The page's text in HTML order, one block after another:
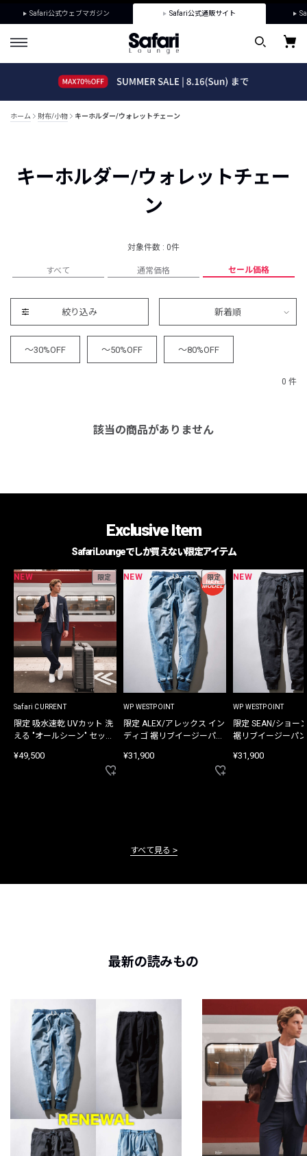
Safari公式ウェブマガジン Safari公式通販サイト
ホーム 財布/小物 キーホルダー/ウォレットチェーン
キーホルダー/ウォレットチェー
ン
対象件数 : 0件
すべて 通常価格 セール価格
絞り込み 新着順
～30%OFF ～50%OFF ～80%OFF
0 件
該当の商品がありません
Exclusive Item
Safari Loungeでしか買えない限定アイテム
NEW 限定
Safari CURRENT
限定 吸水速乾 UVカット 洗
える "オールシーン" セット
¥49,500
NEW 限定
WP WESTPOINT
限定 ALEX/アレックス イン
ディゴ 裾リブイージーパン
¥31,900
NEW
WP WESTPOINT
限定 SEAN/ショー
裾リブイージーパ
¥31,900
すべて見る
最新の読みもの